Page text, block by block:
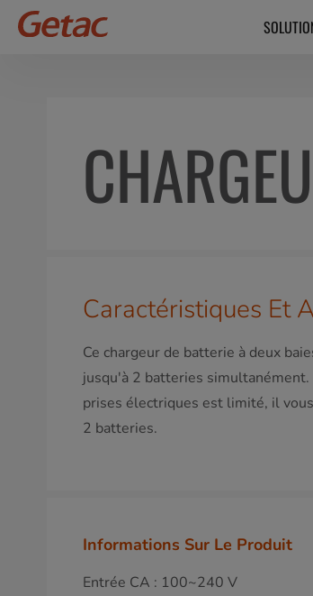
Caractéristiques Et
Ce chargeur de batterie à deux
jusqu'à 2 batteries
prises électriques est limité, il
2 batteries.
Informations Sur Le Produit
Entrée CA : 100~240 V